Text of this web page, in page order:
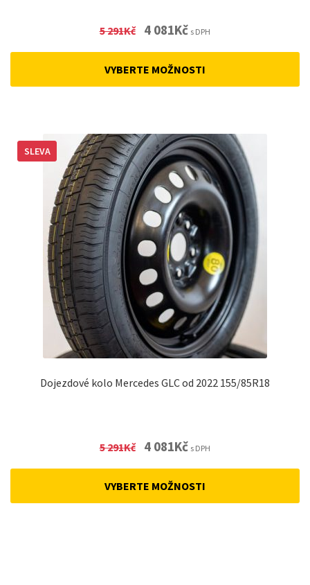
5 291Kč Original
4 081KčCurrent
s DPH
VYBERTE MOŽNOSTI
Dojezdové kolo Mercedes GLC od 2022 155/85R18
SLEVA
5 291Kč Original
4 081KčCurrent
s DPH
VYBERTE MOŽNOSTI